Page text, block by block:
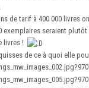
de tarif à 400 000 livres
exemplaires seraient
livres !
de ce à quoi elle